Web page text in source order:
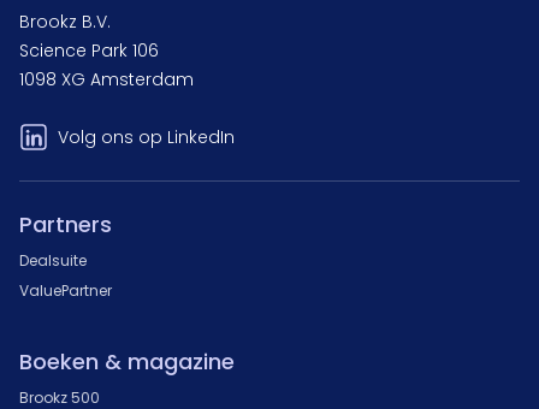
Brookz B.V.
Science Park 106
1098 XG Amsterdam
Volg ons op LinkedIn
Partners
Dealsuite
ValuePartner
Boeken & magazine
Brookz 500